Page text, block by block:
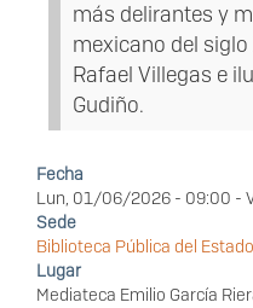
más delirantes y
mexicano del
Rafael Villegas e
Gudiño.
Fecha
Lun, 01/06/2026 - 09:00 -
Sede
Biblioteca Pública del
Lugar
Mediateca Emilio García